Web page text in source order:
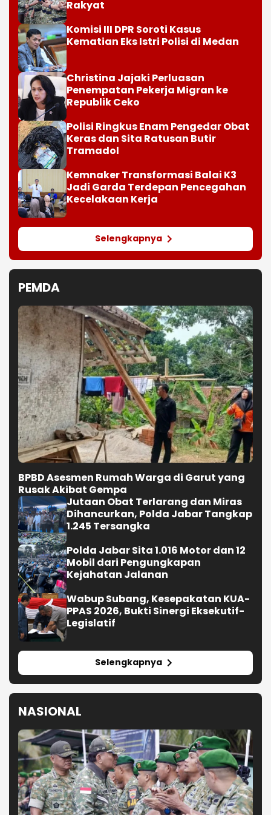
Rakyat
Komisi III DPR Soroti Kasus
Kematian Eks Istri Polisi di Medan
Christina Jajaki Perluasan
Penempatan Pekerja Migran ke
Republik Ceko
Polisi Ringkus Enam Pengedar Obat
Keras dan Sita Ratusan Butir
Tramadol
Kemnaker Transformasi Balai K3
Jadi Garda Terdepan Pencegahan
Kecelakaan Kerja
Selengkapnya
PEMDA
BPBD Asesmen Rumah Warga di Garut yang
Rusak Akibat Gempa
Jutaan Obat Terlarang dan Miras
Dihancurkan, Polda Jabar Tangkap
1.245 Tersangka
Polda Jabar Sita 1.016 Motor dan 12
Mobil dari Pengungkapan
Kejahatan Jalanan
Wabup Subang, Kesepakatan KUA-
PPAS 2026, Bukti Sinergi Eksekutif-
Legislatif
Selengkapnya
NASIONAL